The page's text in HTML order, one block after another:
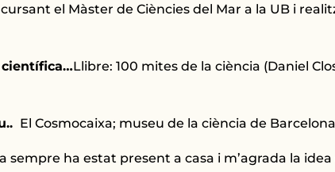
el Màster de Ciències del Mar a la UB i
científica…Llibre: 100 mites de la ciència (Daniel
El Cosmocaixa; museu de la ciència de Barcelona
sempre ha estat present a casa i m’agrada la